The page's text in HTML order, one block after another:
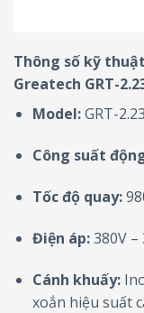
Thông số kỹ
Greatech GRT-
Model:GRT-2.23
Công suất
Tốc độ quay:
Điện áp:380V –
Cánh khuấy:
xoắn hiệu suất